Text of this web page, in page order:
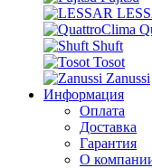
Shuft
Tosot
Zanussi
Информация
Оплата
Доставка
Гарантия
О